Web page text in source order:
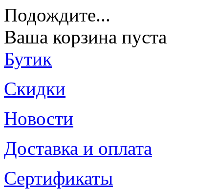
Подождите...
Ваша корзина пуста
Бутик
Скидки
Новости
Доставка и оплата
Сертификаты